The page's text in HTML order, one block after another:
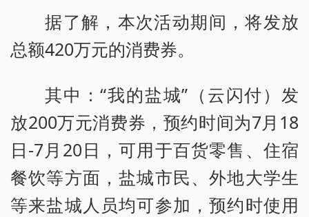
据了解，本次活动期间，将发放
总额420万元的消费券。
其中：“我的盐城”（云闪付）发
放200万元消费券，预约时间为7月18
日-7月20日，可用于百货零售、住宿
餐饮等方面，盐城市民、外地大学生
等来盐城人员均可参加，预约时使用